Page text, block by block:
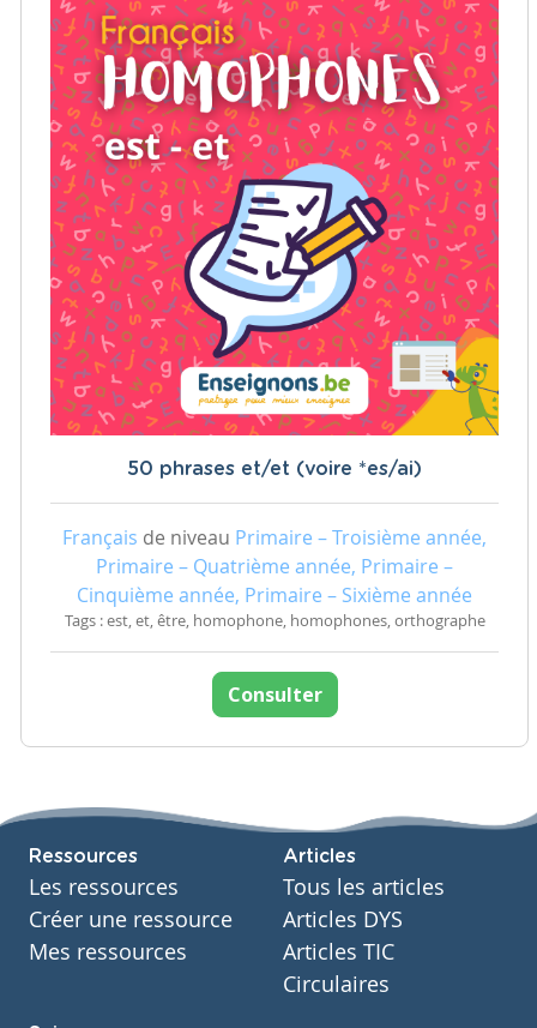
50 phrases et/et (voire *es/ai)
Français de niveau Primaire – Troisième année,
Primaire – Quatrième année, Primaire –
Cinquième année, Primaire – Sixième année
Tags : est, et, être, homophone, homophones, orthographe
Consulter
Ressources
Les ressources
Créer une ressource
Mes ressources
Articles
Tous les articles
Articles DYS
Articles TIC
Circulaires